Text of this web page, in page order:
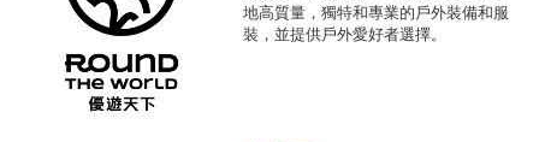
地高質量，獨特和專業的戶外裝備和服
裝，並提供戶外愛好者選擇。